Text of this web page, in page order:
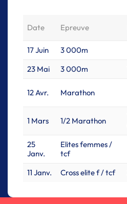
Date Epreuve
17 Juin 3 000m
23 Mai
3 000m
12 Avr. Marathon
1 Mars 1/2 Marathon
25
Janv.
Elites femmes /
tcf
11 Janv. Cross elite f / tcf